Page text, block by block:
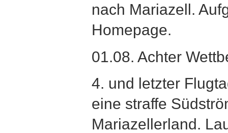
nach Mariazell.
Homepage.
01.08. Achter
4. und letzter
eine straffe
Mariazellerland.